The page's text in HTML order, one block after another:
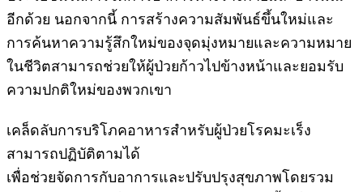
อีกด้วย นอกจากนี้ การสร้างความสัมพันธ์ขึ้นใหม่และ
การค้นหาความรู้สึกใหม่ของจุดมุ่งหมายและความหมาย
ในชีวิตสามารถช่วยให้ผู้ป่วยก้าวไปข้างหน้าและยอมรับ
ความปกติใหม่ของพวกเขา
เคล็ดลับการบริโภคอาหารสำหรับผู้ป่วยโรคมะเร็ง
สามารถปฏิบัติตามได้
เพื่อช่วยจัดการกับอาการและปรับปรุงสุขภาพโดยรวม